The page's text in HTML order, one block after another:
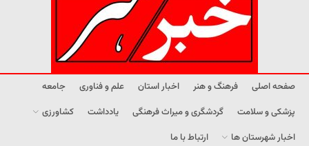
صفحه اصلی فرهنگ و هنر اخبار استان علم و فناوری
جامعه
پزشکی و سلامت
گردشگری و میراث فرهنگی یادداشت
کشاورزی
اخبار شهرستان ها
ارتباط با ما